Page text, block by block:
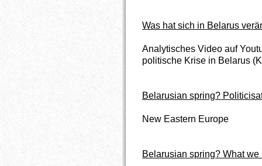
Was hat sich in Belarus
Analytisches Video auf
politische Krise in Belarus
Belarusian spring?
New Eastern Europe
Belarusian spring? What